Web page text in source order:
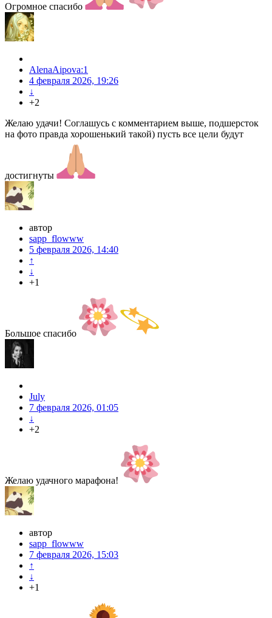
Огромное спасибо
AlenaAipova:1
4 февраля 2026, 19:26
↓
+2
Желаю удачи! Соглашусь с комментарием выше, подшерсток
на фото правда хорошенький такой) пусть все цели будут
достигнуты
автор
sapp_flowww
5 февраля 2026, 14:40
↑
↓
+1
Большое спасибо
July
7 февраля 2026, 01:05
↓
+2
Желаю удачного марафона!
автор
sapp_flowww
7 февраля 2026, 15:03
↑
↓
+1